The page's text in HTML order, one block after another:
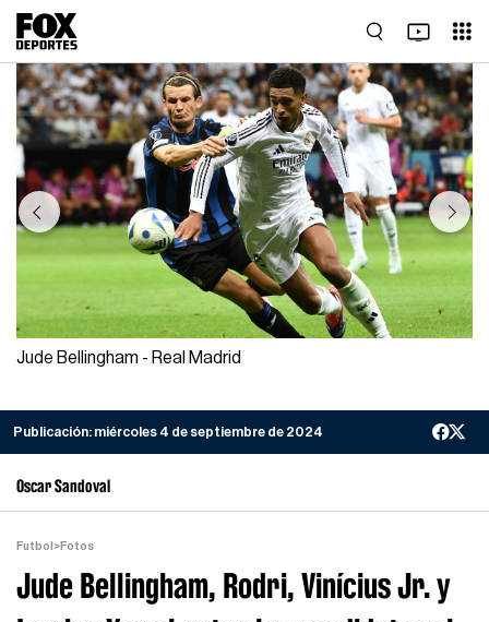
Previous Next
Jude Bellingham - Real Madrid
Publicación: miércoles 4 de septiembre de 2024
Oscar Sandoval
Futbol >Fotos
Jude Bellingham, Rodri, Vinícius Jr. y